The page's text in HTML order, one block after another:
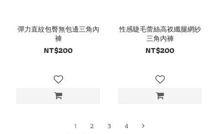
彈力直紋包臀無包邊三角內
褲
NT$200
性感睫毛蕾絲高衩纖腿網紗
三角內褲
NT$200
1 2 3 4